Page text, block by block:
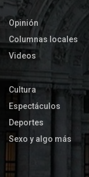
Opinión
Columnas locales
Videos
Cultura
Espectáculos
Deportes
Sexo y algo más